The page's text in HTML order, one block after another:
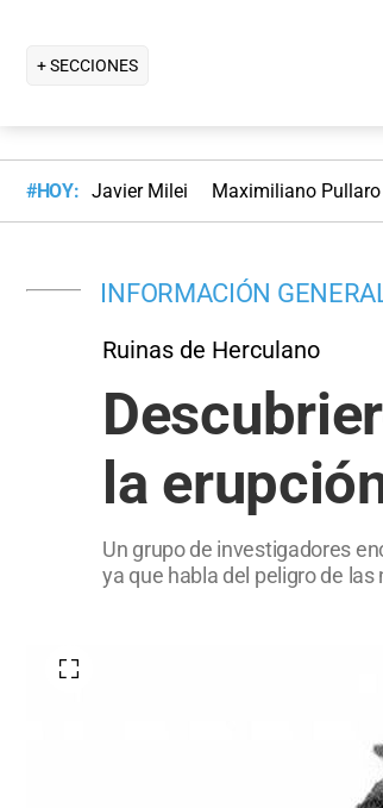
+ SECCIONES
#HOY: Javier Milei Maximiliano Pullaro
INFORMACIÓN
Ruinas de Herculano
la
Un grupo de investigadores
ya que habla del peligro de